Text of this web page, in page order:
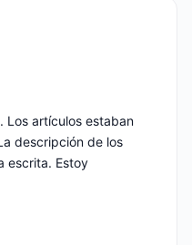
Los artículos estaban
descripción de los
escrita. Estoy